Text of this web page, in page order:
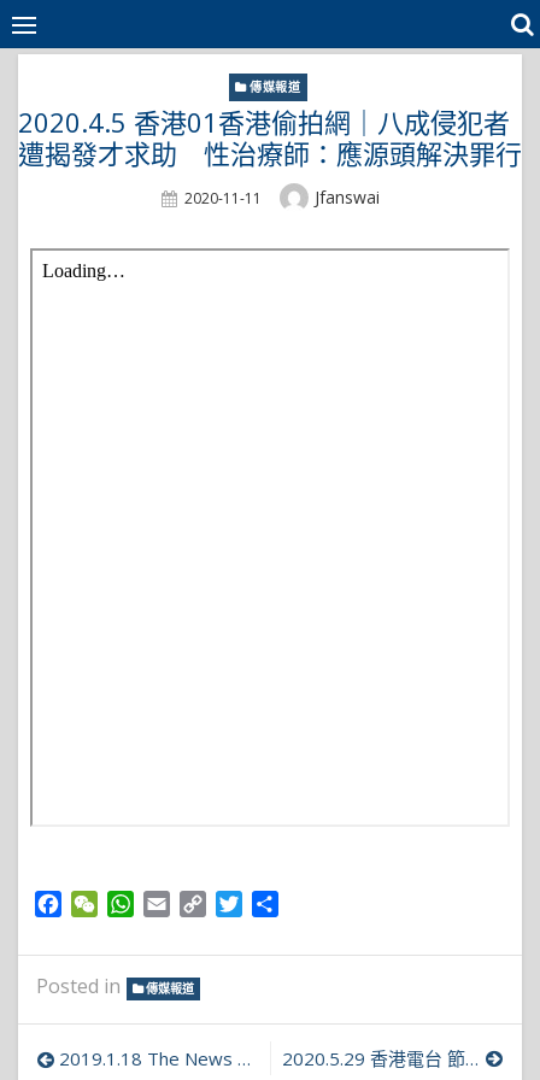
Skip
to
傳媒報道
2020.4.5 香港01香港偷拍網｜八成侵犯者
遭揭發才求助 性治療師：應源頭解決罪行
Posted
2020-11-11 Author
Jfanswai
Facebook
WeChatWhatsApp
Email Copy
Twitter
Posted in 傳媒報道
文2019.1.18 The News Lens 關於偷拍的五問五答 2020.5.29 香港電台 節目敏感時刻